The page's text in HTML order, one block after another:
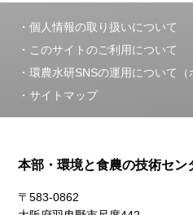
個人情報の取り扱いについて
このサイトのご利用について
環農水研SNSの運用について（
サイトマップ
本部・環境と食農の技術セン
〒583-0862